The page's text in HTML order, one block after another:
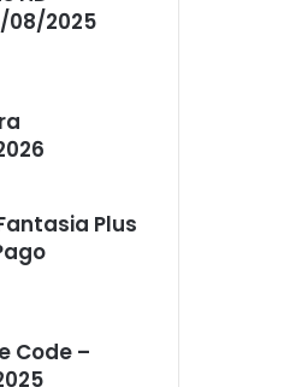
08/2025
Plus
Code –